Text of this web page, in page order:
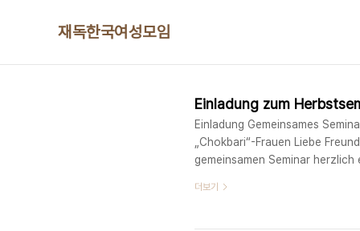
재독한국여성모임
Einladung zum
Einladung Gemeinsames
„Chokbari“-Frauen Liebe
gemeinsamen Seminar
japanischen Frauen während
더보기